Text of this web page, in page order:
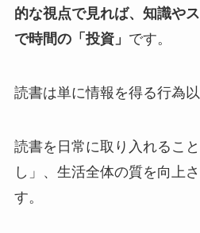
的な視点で見れば、知識や
で時間の「投資」 です。
読書は単に情報を得る行為以
読書を日常に取り入れるこ
し」、生活全体の質を向上
す。